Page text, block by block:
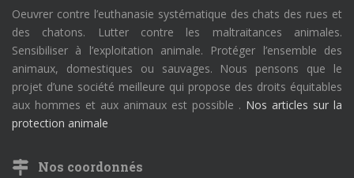
Oeuvrer contre l’euthanasie systématique des chats des rues et
des chatons. Lutter contre les maltraitances animales.
Sensibiliser à l’exploitation animale. Protéger l’ensemble des
animaux, domestiques ou sauvages. Nous pensons que le
projet d’une société meilleure qui propose des droits équitables
aux hommes et aux animaux est possible . Nos articles sur la
protection animale
Nos coordonnés